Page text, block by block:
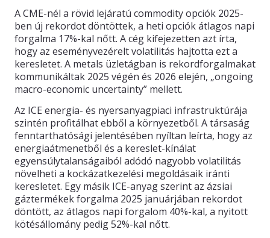
A CME-nél a rövid lejáratú commodity opciók 2025-
ben új rekordot döntöttek, a heti opciók átlagos napi
forgalma 17%-kal nőtt. A cég kifejezetten azt írta,
hogy az eseményvezérelt volatilitás hajtotta ezt a
keresletet. A metals üzletágban is rekordforgalmakat
kommunikáltak 2025 végén és 2026 elején, „ongoing
macro-economic uncertainty” mellett.
Az ICE energia- és nyersanyagpiaci infrastruktúrája
szintén profitálhat ebből a környezetből. A társaság
fenntarthatósági jelentésében nyíltan leírta, hogy az
energiaátmenetből és a kereslet-kínálat
egyensúlytalanságaiból adódó nagyobb volatilitás
növelheti a kockázatkezelési megoldásaik iránti
keresletet. Egy másik ICE-anyag szerint az ázsiai
gáztermékek forgalma 2025 januárjában rekordot
döntött, az átlagos napi forgalom 40%-kal, a nyitott
kötésállomány pedig 52%-kal nőtt.